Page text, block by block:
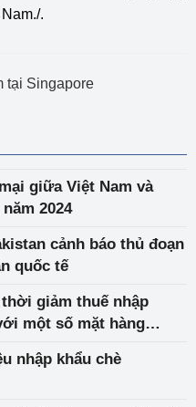
.
tại Singapore
giữa Việt Nam và
2024
cảnh báo thủ đoạn
quốc tế
giảm thuế nhập
một số mặt hàng
nhập khẩu chè